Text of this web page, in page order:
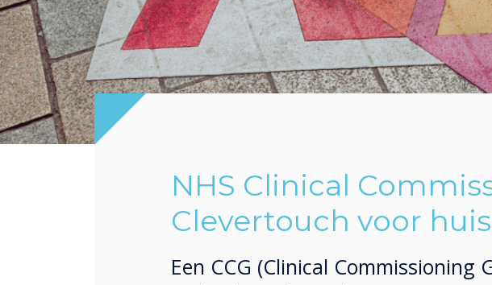
NHS Clinical
Clevertouch voor
Een CCG (Clinical Commissioning